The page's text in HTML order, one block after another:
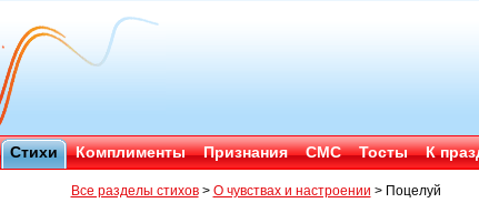
Стихи Комплименты Признания СМС Тосты К
Все разделы стихов> О чувствах и настроении > Поцелуй